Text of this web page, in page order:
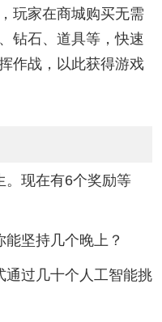
玩家在商城购买无需
钻石、道具等，快速
作战，以此获得游戏
现在有6个奖励等
坚持几个晚上？
通过几十个人工智能挑